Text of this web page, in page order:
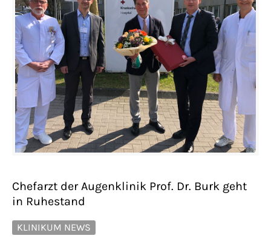
Chefarzt der Augenklinik Prof. Dr. Burk geht
in Ruhestand
KLINIKUM NEWS